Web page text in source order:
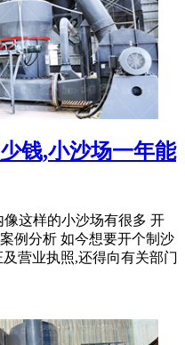
钱,小沙场一年能
这样的小沙场有很多 开
例分析 如今想要开个制沙
营业执照,还得向有关部门